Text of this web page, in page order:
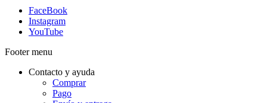
FaceBook
Instagram
YouTube
Footer menu
Contacto y ayuda
Comprar
Pago